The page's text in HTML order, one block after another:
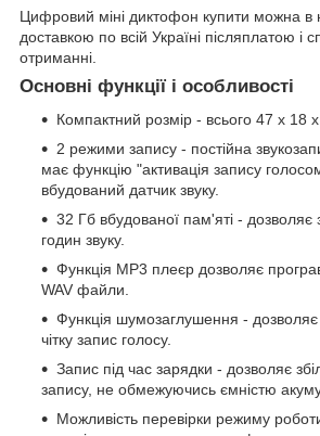
Цифровий міні диктофон купити можна в
доставкою по всій Україні післяплатою і
отриманні.
Основні функції і особливості
Компактний розмір - всього 47 x 18
2 режими запису - постійна
має функцію "активація запису
вбудований датчик звуку.
32 Гб вбудованої пам'яті - дозволяє
годин звуку.
Функція MP3 плеєр дозволяє
WAV файли.
Функція шумозаглушення -
чітку запис голосу.
Запис під час зарядки - дозволяє
запису, не обмежуючись ємністю
Можливість перевірки режиму